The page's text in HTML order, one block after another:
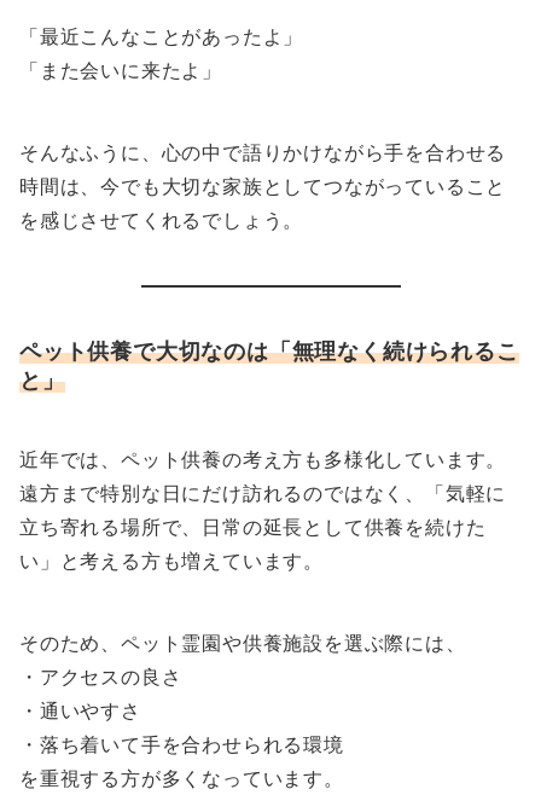
「最近こんなことがあったよ」
「また会いに来たよ」
そんなふうに、心の中で語りかけながら手を合わせる
時間は、今でも大切な家族としてつながっていること
を感じさせてくれるでしょう。
ペット供養で大切なのは「無理なく続けられるこ
と」
近年では、ペット供養の考え方も多様化しています。
遠方まで特別な日にだけ訪れるのではなく、「気軽に
立ち寄れる場所で、日常の延長として供養を続けた
い」と考える方も増えています。
そのため、ペット霊園や供養施設を選ぶ際には、
・アクセスの良さ
・通いやすさ
・落ち着いて手を合わせられる環境
を重視する方が多くなっています。